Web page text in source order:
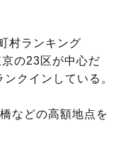
170,300
178,800
188,400
195,100
村ランキング
の23区が中心だ
クインしている。
などの高額地点を